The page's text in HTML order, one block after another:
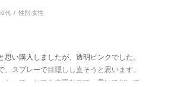
代 性別:女性
思い購入しましたが、透明ピンクでした。
、スプレーで目隠しし直そうと思います。
かって、とても大事なので、書いておいて